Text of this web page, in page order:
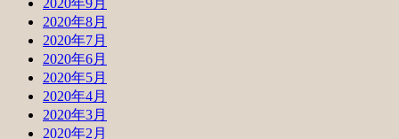
2020年9月
2020年8月
2020年7月
2020年6月
2020年5月
2020年4月
2020年3月
2020年2月